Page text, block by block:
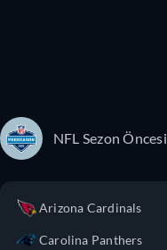
NFL Sezon Öncesi
Arizona Cardinals
Carolina Panthers